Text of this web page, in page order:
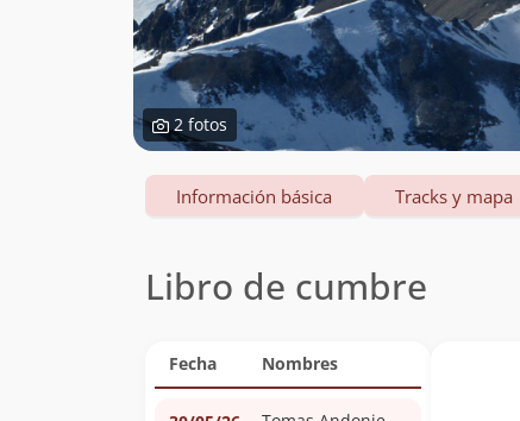
2 fotos
Información básica Tracks y mapa
Libro de cumbre
Fecha Nombres